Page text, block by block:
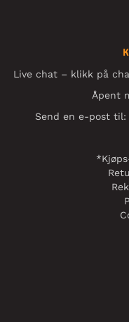
Live chat – klikk på
Åpent
Send en e-post til: